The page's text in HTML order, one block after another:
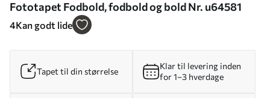
Fototapet Fodbold, fodbold og bold Nr. u64581
4Kan godt lide
Tapet til din størrelse
Klar til levering inden
for 1–3 hverdage